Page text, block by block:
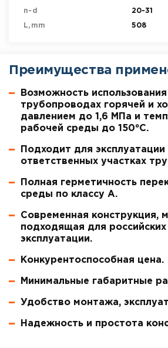
n-d 20-31
L,mm 508
Преимущества
Возможность использования
трубопроводах горячей и
давлением до 1,6 МПа и
рабочей среды до 150°С.
Подходит для эксплуатации
ответственных участках
Полная герметичность
среды по классу А.
Современная конструкция,
подходящая для российских
эксплуатации.
Конкурентоспособная цена.
Минимальные габаритные
Удобство монтажа,
Надежность и простота